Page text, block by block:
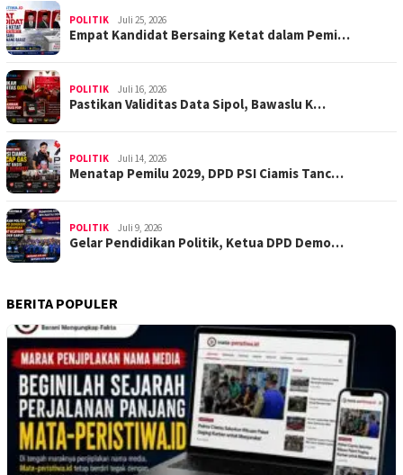
POLITIK Juli 25, 2026
Empat Kandidat Bersaing Ketat dalam Pemi…
POLITIK Juli 16, 2026
Pastikan Validitas Data Sipol, Bawaslu K…
POLITIK Juli 14, 2026
Menatap Pemilu 2029, DPD PSI Ciamis Tanc…
POLITIK Juli 9, 2026
Gelar Pendidikan Politik, Ketua DPD Demo…
BERITA POPULER